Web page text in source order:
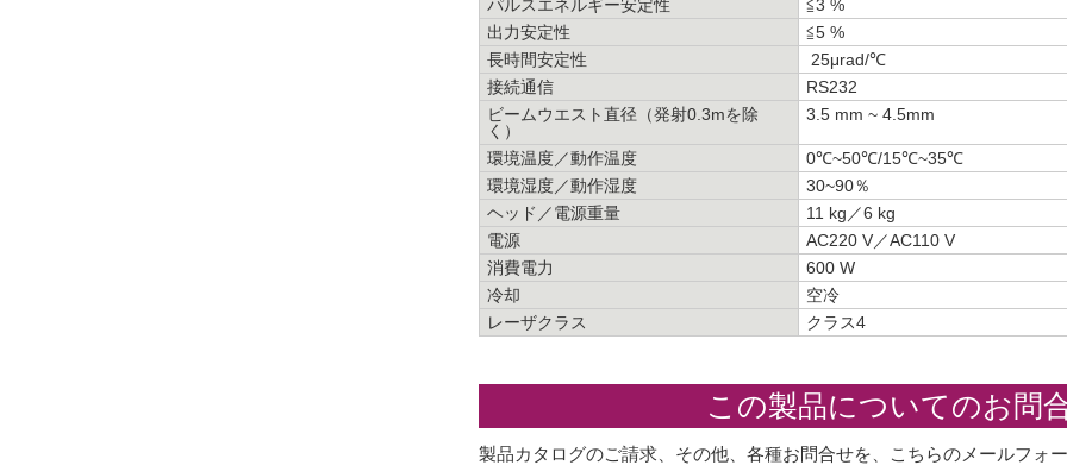
パルスエネルギー安定性
≦3 %
出力安定性
≦5 %
長時間安定性
25μrad/℃
接続通信
RS232
ビームウエスト直径（発射0.3mを除
く）
3.5 mm ~ 4.5mm
環境温度／動作温度
0℃~50℃/15℃~35℃
環境湿度／動作湿度
30~90％
ヘッド／電源重量
11 kg／6 kg
電源
AC220 V／AC110 V
消費電力
600 W
冷却
空冷
レーザクラス
クラス4
この製品についてのお問
製品カタログのご請求、その他、各種お問合せを、こちらのメールフォ